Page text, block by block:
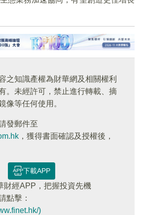
之知識產權為財華網及相關權利
。未經許可，禁止進行轉載、摘
像等任何使用。
發郵件至
，獲得書面確認及授權後，
下載APP
財經APP，把握投資先機
點擊：
)